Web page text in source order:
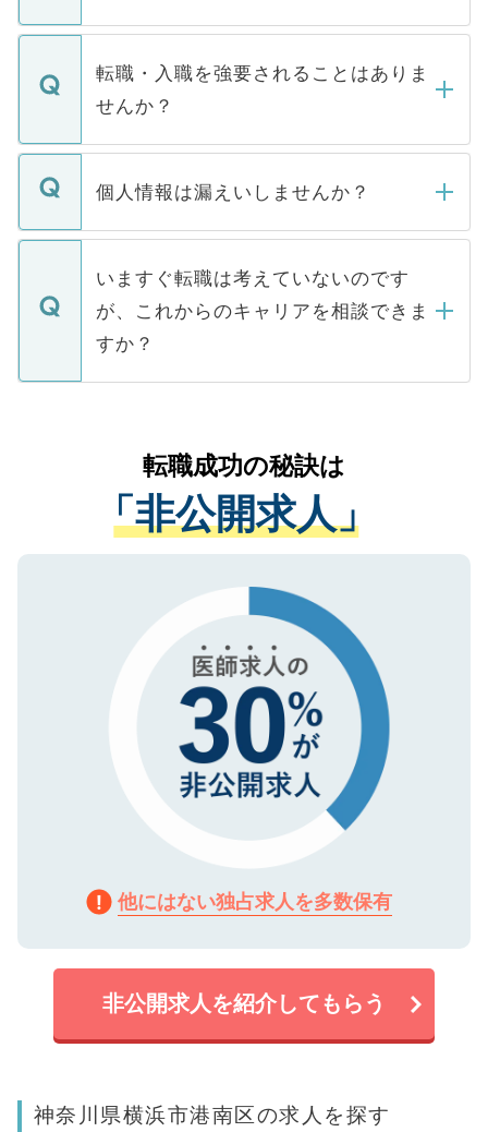
ます。通常、5営業日以内にはご連絡をせて
いただきますので、しばらくお待ちくださ
マイナビDOCTORで取り扱っている求人の
うち約3割は、Webサイトからご覧いただ
けない「非公開求人」です。非公開求人は
下記の理由によって、一般には公開してい
ません。
■応募殺到を避けるため 人気のある医療機
関を公にしてしまうと、応募が殺到する場
に、医療機関が求める条件に合った人材の
みを人材紹介会社に依頼するケースが増え
ています。
転職・入職を強要されることはありま
せんか？
転職・入職を強要することは一切ありませ
ん。また、仮に応募先から内定をいただい
定を承諾する必要はありません。内定先へ
の辞退の連絡はキャリアパートナーが行い
個人情報は漏えいしませんか？
個人情報が漏えいすることはありませんの
で、ご安心ください。当サイトからの登録
などで収集したご登録者様の個人情報は、
ご本人のキャリアアップおよび転職活動の
支援を目的に使用いたします。お預かりし
ているすべての個人データはご本人の許可
は、個人情報の取り扱いについての厳密な
管理基準を満たした事業者のみに付与され
る、プライバシーマークを取得済みです。
で、機密保持に関してもご安心ください。
いますぐ転職は考えていないのです
が、これからのキャリアを相談できま
すか？
かがいして、現在の医療機関の状況や紹介
経験をまじえながら、適切なアドバイスを
させていただきます。すぐにご転職をされ
ない方には、長期的なサポートが可能です
ので、まずはご登録ください。
転職成功の秘訣は
「非公開求人」
他にはない独占求人を多数保有
非公開求人を紹介してもらう
神奈川県横浜市港南区の求人を探す